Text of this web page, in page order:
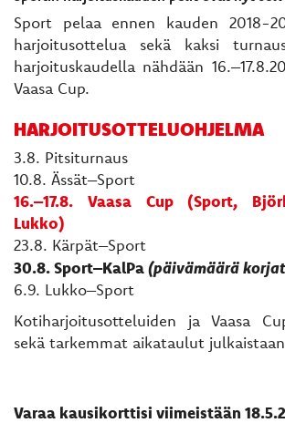
Sport pelaa ennen kauden 2018-
harjoitusottelua sekä kaksi
harjoituskaudella nähdään
Vaasa Cup.
HARJOITUSOTTELUOHJELMA
3.8. Pitsiturnaus
10.8. Ässät–Sport
16.–17.8. Vaasa Cup (Sport,
Lukko)
23.8. Kärpät–Sport
30.8. Sport–KalPa(päivämäärä
6.9. Lukko–Sport
Kotiharjoitusotteluiden ja Vaasa
sekä tarkemmat aikataulut
Varaa kausikorttisi viimeistään